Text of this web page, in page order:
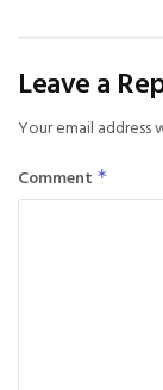
Leave a
Your email address
Comment *